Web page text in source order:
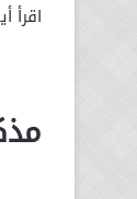
اقرأ